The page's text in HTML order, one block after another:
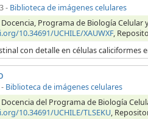
- Biblioteca de imágenes celulares
Programa de Biología Celular
10.34691/UCHILE/XAUWXF,
con detalle en células caliciformes
- Biblioteca de imágenes celulares
del Programa de Biología
10.34691/UCHILE/TLSEKU,